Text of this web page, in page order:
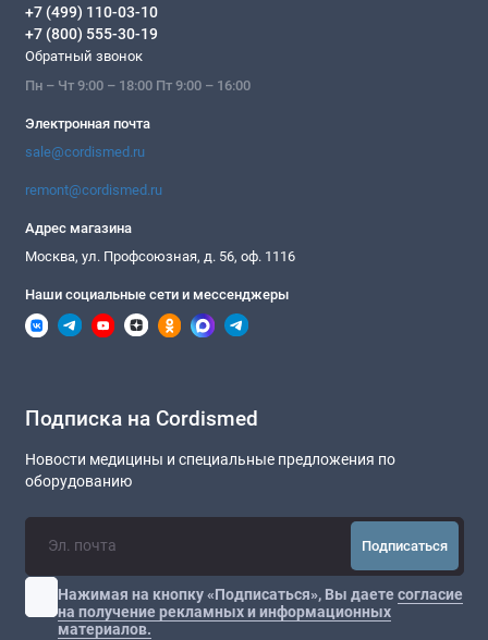
+7 (499) 110-03-10
+7 (800) 555-30-19
Обратный звонок
Пн – Чт 9:00 – 18:00 Пт 9:00 – 16:00
Электронная почта
sale@cordismed.ru
remont@cordismed.ru
Адрес магазина
Москва, ул. Профсоюзная, д. 56, оф. 1116
Наши социальные сети и мессенджеры
Подписка на Cordismed
Новости медицины и специальные предложения по
оборудованию
Подписаться
Нажимая на кнопку «Подписаться», Вы даетесогласие
на получение рекламных и информационных
материалов.